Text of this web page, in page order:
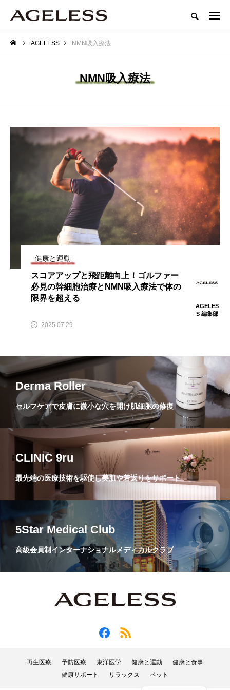
AGELESS NMN吸入療法
NMN吸入療法
健康と運動
スコアアップと飛距離向上！ゴルファー
必見の幹細胞治療とNMN吸入療法で体の
限界を超える
AGELES
S 編集部
2025.07.29
Derma Roller
セルフケアで皮膚に微小な穴を開け肌細胞の修復
CLINIC 9ru
最先端の医療技術を駆使し美肌や若返りをサポート
5Star Medical Club
高級会員制インターナショナルメディカルクラブ
再生医療 予防医療 東洋医学 健康と運動
健康と食事
健康サポート
リラックス ペット